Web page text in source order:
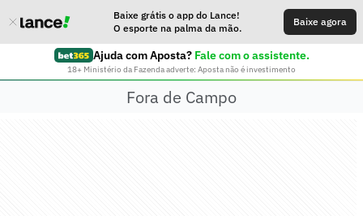
Baixe grátis o app do Lance!
O esporte na palma da mão.
Baixe agora
Ajuda com Aposta? Fale com o assistente.
18+ Ministério da Fazenda adverte: Aposta não é investimento
Fora de Campo